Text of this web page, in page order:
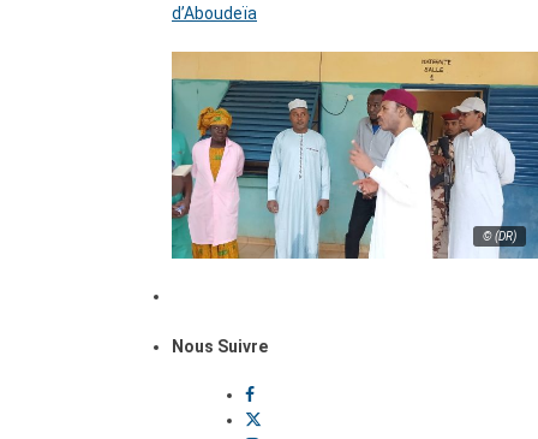
d’Aboudeïa
© (DR)
Nous Suivre